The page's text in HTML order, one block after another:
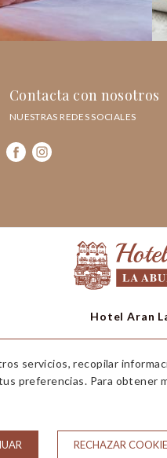
Contacta con nosotros
NUESTRAS REDES SOCIALES
Hotel Aran
Avda. Castiero, 5 25530
T. 973 64
servicios, recopilar
preferencias. Para obtener
RECHAZAR